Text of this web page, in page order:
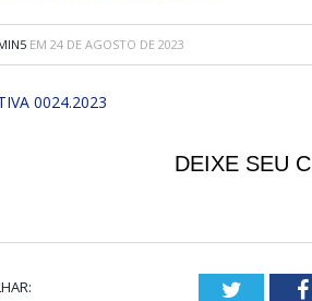
EM 24 DE AGOSTO DE 2023
0024.2023
DEIXE SEU
Twitter